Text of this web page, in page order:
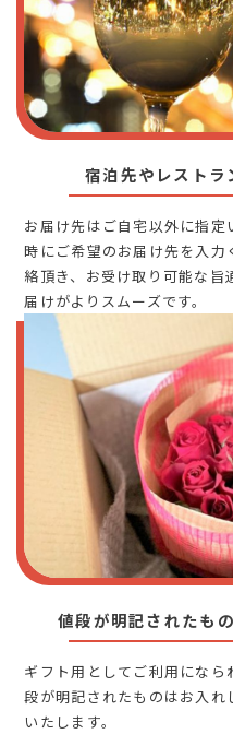
宿泊先やレストラ
お届け先はご自宅以外に指
時にご希望のお届け先を入
絡頂き、お受け取り可能な旨
届けがよりスムーズです。
値段が明記されたも
ギフト用としてご利用にな
段が明記されたものはお入
いたします。